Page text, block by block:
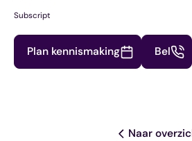
Subscript
Plan kennismaking Bel
Naar